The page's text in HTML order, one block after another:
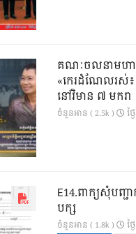
គណៈចលនាមហា
«កេរដំណែលរស់៖
នៅវិមាន ៧ មករា
ចំនួនអាន ( 2.5k ) ថ្
E14.ពាក្យសុំបញ្ជ
បក្ស
ចំនួនអាន ( 1.8k ) ថ្